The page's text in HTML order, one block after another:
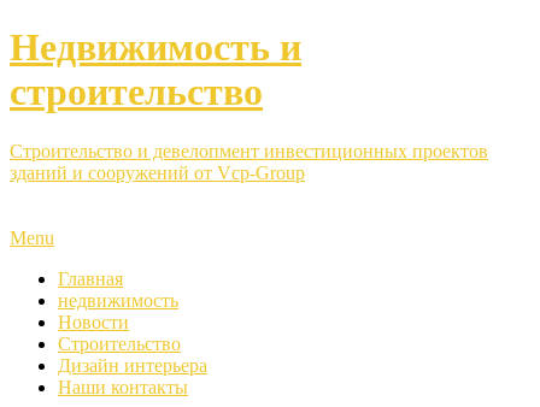
Недвижимость и
строительство
Строительство и девелопмент инвестиционных проектов
зданий и сооружений от Vcp-Group
Menu
Главная
недвижимость
Новости
Строительство
Дизайн интерьера
Наши контакты